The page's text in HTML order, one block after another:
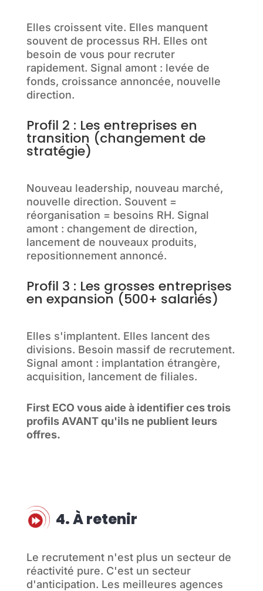
Elles croissent vite. Elles manquent
souvent de processus RH. Elles ont
besoin de vous pour recruter
rapidement. Signal amont : levée de
fonds, croissance annoncée, nouvelle
direction.
Profil 2 : Les entreprises en
transition (changement de
stratégie)
Nouveau leadership, nouveau marché,
nouvelle direction. Souvent =
réorganisation = besoins RH. Signal
amont : changement de direction,
lancement de nouveaux produits,
repositionnement annoncé.
Profil 3 : Les grosses entreprises
en expansion (500+ salariés)
Elles s'implantent. Elles lancent des
divisions. Besoin massif de recrutement.
Signal amont : implantation étrangère,
acquisition, lancement de filiales.
First ECO vous aide à identifier ces trois
profils AVANT qu'ils ne publient leurs
offres.
4. À retenir
Le recrutement n'est plus un secteur de
réactivité pure. C'est un secteur
d'anticipation. Les meilleures agences